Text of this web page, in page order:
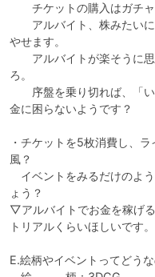
チケットの購入はガチャ
アルバイト、株みたいに
やせます。
アルバイトが楽そうに思
ろ。
序盤を乗り切れば、「い
金に困らないようです？
・チケットを5枚消費し、
風？
イベントをみるだけのよ
ょう？
▽アルバイトでお金を稼げ
トリアルくらいほしいです。
E.絵柄やイベントってどうな